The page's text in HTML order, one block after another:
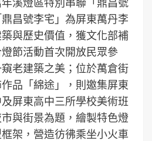
昌號李宅」為屏東萬丹李
與歷史價值，獲文化部補
節活動首次開放民眾參
老建築之美；位於萬倉街
品「綿途」，則邀集屏東
屏東高中三所學校美術班
與街景為題，繪製特色燈
架，營造彷彿乘坐小火車